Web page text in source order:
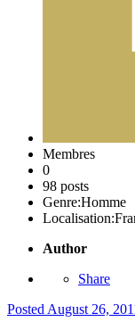
Membres
0
98 posts
Genre:Homme
Localisation:
Author
Share
Posted August 26,